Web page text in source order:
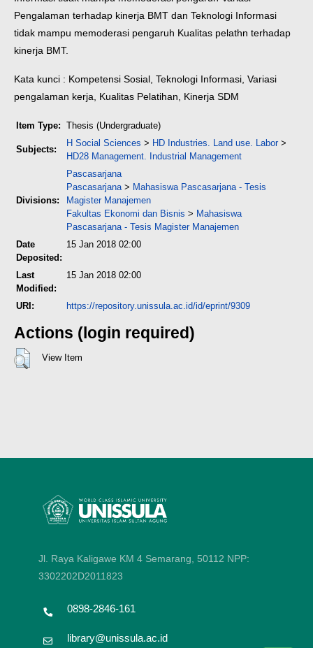
Pengalaman terhadap kinerja BMT dan Teknologi Informasi
tidak mampu memoderasi pengaruh Kualitas pelathn terhadap
kinerja BMT.
Kata kunci : Kompetensi Sosial, Teknologi Informasi, Variasi
pengalaman kerja, Kualitas Pelatihan, Kinerja SDM
Item Type: Thesis (Undergraduate)
Subjects:
H Social Sciences > HD Industries. Land use. Labor>
HD28 Management. Industrial Management
Divisions:
Pascasarjana
Pascasarjana> Mahasiswa Pascasarjana - Tesis
Magister Manajemen
Fakultas Ekonomi dan Bisnis > Mahasiswa
Pascasarjana - Tesis Magister Manajemen
Date
Deposited:
15 Jan 2018 02:00
Last
Modified:
15 Jan 2018 02:00
URI: https://repository.unissula.ac.id/id/eprint/9309
Actions (login required)
View Item
Jl. Raya Kaligawe KM 4 Semarang, 50112 NPP:
3302202D2011823
0898-2846-161
library@unissula.ac.id